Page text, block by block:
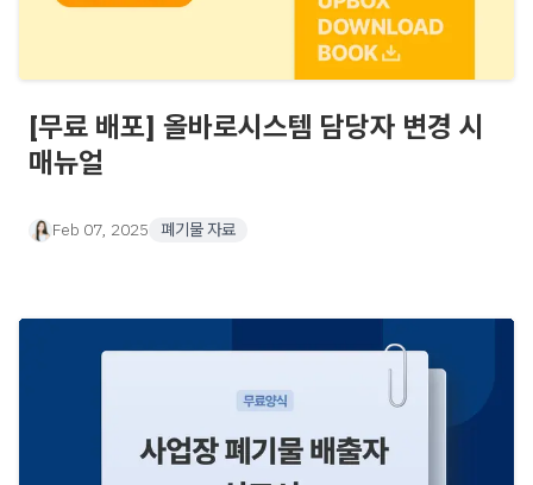
[무료 배포] 올바로시스템 담당자 변경 시
매뉴얼
Feb 07, 2025 폐기물 자료